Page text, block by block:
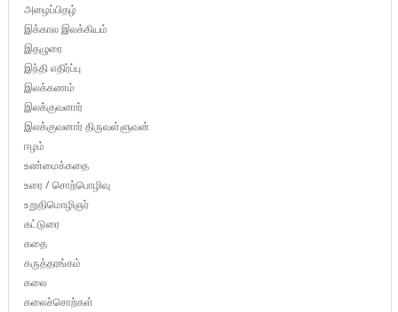
அழைப்பிதழ்
இக்கால இலக்கியம்
இதழுரை
இந்தி எதிர்ப்பு
இலக்கணம்
இலக்குவனார்
இலக்குவனார் திருவள்ளுவன்
ஈழம்
உண்மைக்கதை
உரை / சொற்பொழிவு
உறுதிமொழிஞர்
கட்டுரை
கதை
கருத்தரங்கம்
கலை
கலைச்சொற்கள்